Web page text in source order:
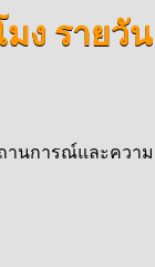
ง รายวัน
านการณ์และความ